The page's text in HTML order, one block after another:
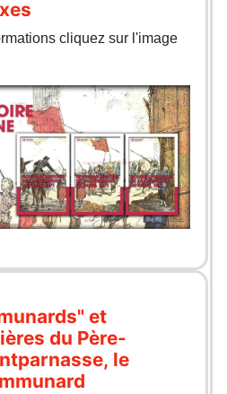
cliquez sur l'image
et
du Père-
le